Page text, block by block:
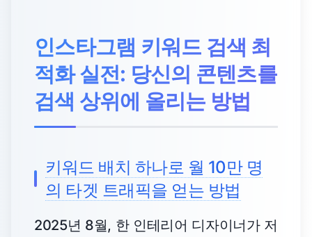
인스타그램 키워드 검색 최
적화 실전: 당신의 콘텐츠를
검색 상위에 올리는 방법
키워드 배치 하나로 월 10만 명
의 타겟 트래픽을 얻는 방법
2025년 8월, 한 인테리어 디자이너가 저